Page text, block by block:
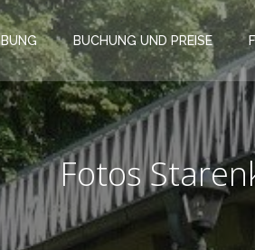
BUCHUNG UND PREISE
Fotos